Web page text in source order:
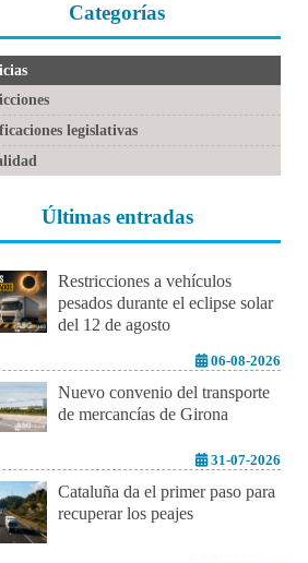
Categorías
legislativas
Últimas entradas
Restricciones a vehículos
pesados durante el eclipse solar
del 12 de agosto
06-08-2026
Nuevo convenio del transporte
de mercancías de Girona
31-07-2026
Cataluña da el primer paso para
recuperar los peajes